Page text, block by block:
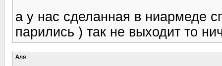
а у нас сделанная в ниармеде
парились ) так не выходит то
Аля